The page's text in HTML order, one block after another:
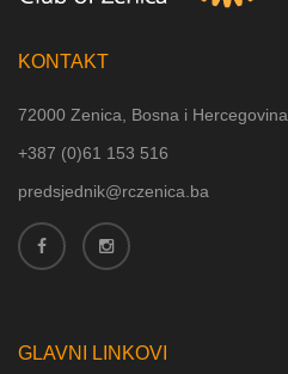
KONTAKT
72000 Zenica, Bosna i Hercegovina
+387 (0)61 153 516
predsjednik@rczenica.ba
GLAVNI LINKOVI